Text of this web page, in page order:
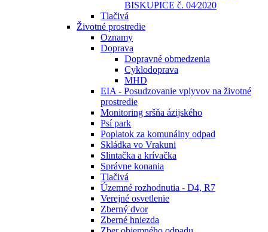
BISKUPICE č. 04⁄2020
Tlačivá
Životné prostredie
Oznamy
Doprava
Dopravné obmedzenia
Cyklodoprava
MHD
EIA - Posudzovanie vplyvov na životné
prostredie
Monitoring sršňa ázijského
Psí park
Poplatok za komunálny odpad
Skládka vo Vrakuni
Slintačka a krívačka
Správne konania
Tlačivá
Územné rozhodnutia - D4, R7
Verejné osvetlenie
Zberný dvor
Zberné hniezda